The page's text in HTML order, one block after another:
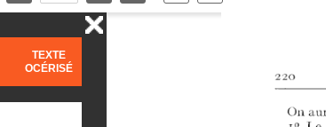
TEXTE
OCÉRISÉ